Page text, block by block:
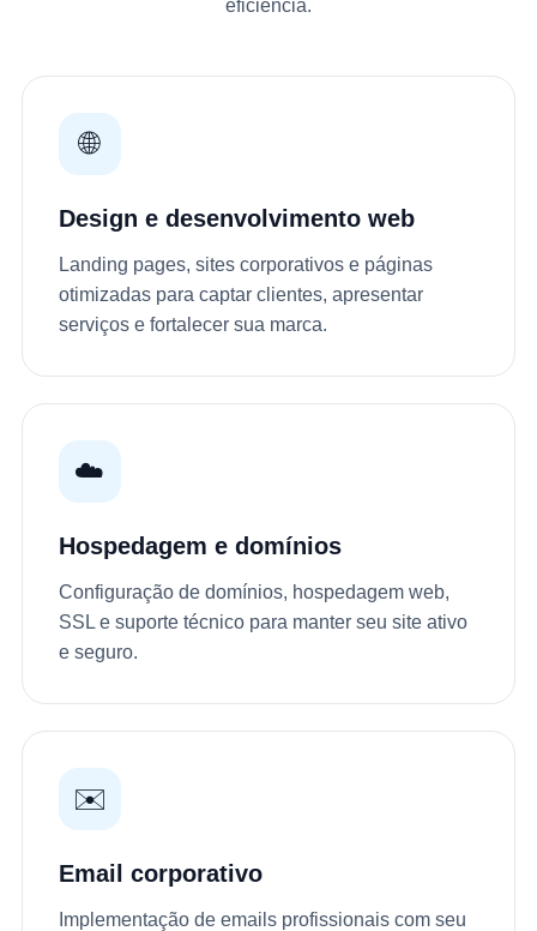
eficiência.
🌐
Design e desenvolvimento web
Landing pages, sites corporativos e páginas
otimizadas para captar clientes, apresentar
serviços e fortalecer sua marca.
☁️
Hospedagem e domínios
Configuração de domínios, hospedagem web,
SSL e suporte técnico para manter seu site ativo
e seguro.
✉️
Email corporativo
Implementação de emails profissionais com seu